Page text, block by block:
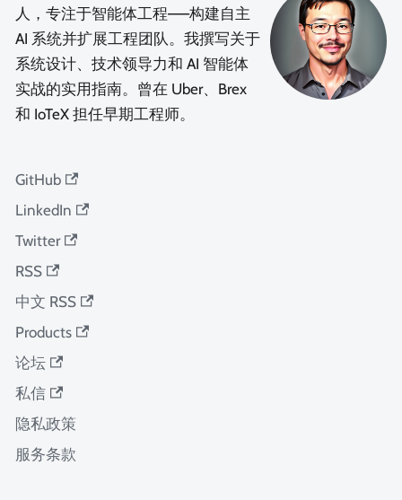
人，专注于智能体工程——构建自主
AI 系统并扩展工程团队。我撰写关于
系统设计、技术领导力和 AI 智能体
实战的实用指南。曾在 Uber、Brex
和 IoTeX 担任早期工程师。
GitHub
LinkedIn
Twitter
RSS
中文 RSS
Products
论坛
私信
隐私政策
服务条款